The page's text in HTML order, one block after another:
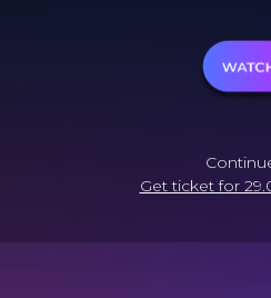
Get ticket for